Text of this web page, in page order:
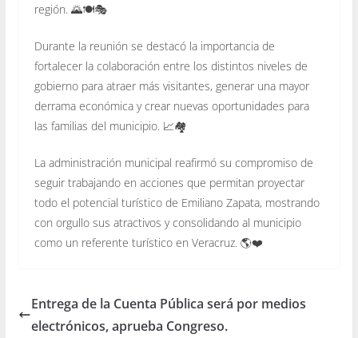
región. 🌄🍽️🎭
Durante la reunión se destacó la importancia de
fortalecer la colaboración entre los distintos niveles de
gobierno para atraer más visitantes, generar una mayor
derrama económica y crear nuevas oportunidades para
las familias del municipio. 📈🏘️
La administración municipal reafirmó su compromiso de
seguir trabajando en acciones que permitan proyectar
todo el potencial turístico de Emiliano Zapata, mostrando
con orgullo sus atractivos y consolidando al municipio
como un referente turístico en Veracruz. 🌎❤️
Entrega de la Cuenta Pública será por medios
electrónicos, aprueba Congreso.